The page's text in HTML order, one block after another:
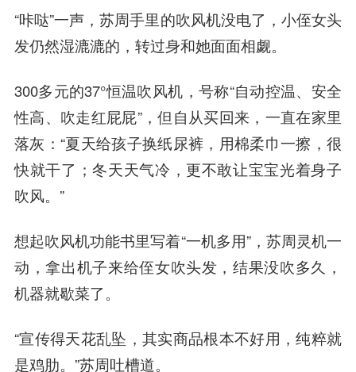
“咔哒”一声，苏周手里的吹风机没电了，小侄女头
发仍然湿漉漉的，转过身和她面面相觑。
300多元的37°恒温吹风机，号称“自动控温、安全
性高、吹走红屁屁”，但自从买回来，一直在家里
落灰：“夏天给孩子换纸尿裤，用棉柔巾一擦，很
快就干了；冬天天气冷，更不敢让宝宝光着身子
吹风。”
想起吹风机功能书里写着“一机多用”，苏周灵机一
动，拿出机子来给侄女吹头发，结果没吹多久，
机器就歇菜了。
“宣传得天花乱坠，其实商品根本不好用，纯粹就
是鸡肋。”苏周吐槽道。